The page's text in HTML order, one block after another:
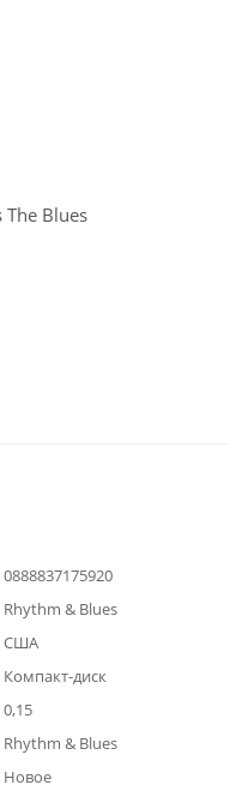
The Blues
0888837175920
Rhythm & Blues
США
Компакт-диск
0,15
Rhythm & Blues
Новое